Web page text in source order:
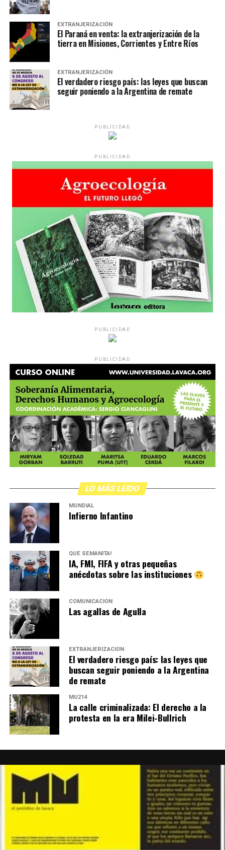
EXTRANJERIZACIÓN
El Paraná en venta: la extranjerización de la
tierra en Misiones, Corrientes y Entre Ríos
EXTRANJERIZACIÓN
El verdadero riesgo país: las leyes que buscan
seguir poniendo a la Argentina de remate
PUBLICIDAD
PUBLICIDAD
PUBLICIDAD
PUBLICIDAD
LO MÁS LEIDO
MUNDIAL
Infierno Infantino
QUÉ SEMANITA!
IA, FMI, FIFA y otras pequeñas
anécdotas sobre las instituciones
COMUNICACIÓN
Las agallas de Agulla
EXTRANJERIZACIÓN
El verdadero riesgo país: las leyes que
buscan seguir poniendo a la Argentina
de remate
MU214
La calle criminalizada: El derecho a la
protesta en la era Milei-Bullrich